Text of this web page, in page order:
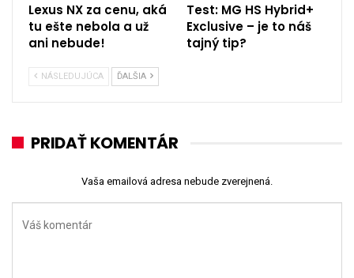
Lexus NX za cenu, aká
tu ešte nebola a už
ani nebude!
Test: MG HS Hybrid+
Exclusive – je to náš
tajný tip?
NÁSLEDUJÚCA ĎALŠIA
PRIDAŤ KOMENTÁR
Vaša emailová adresa nebude zverejnená.